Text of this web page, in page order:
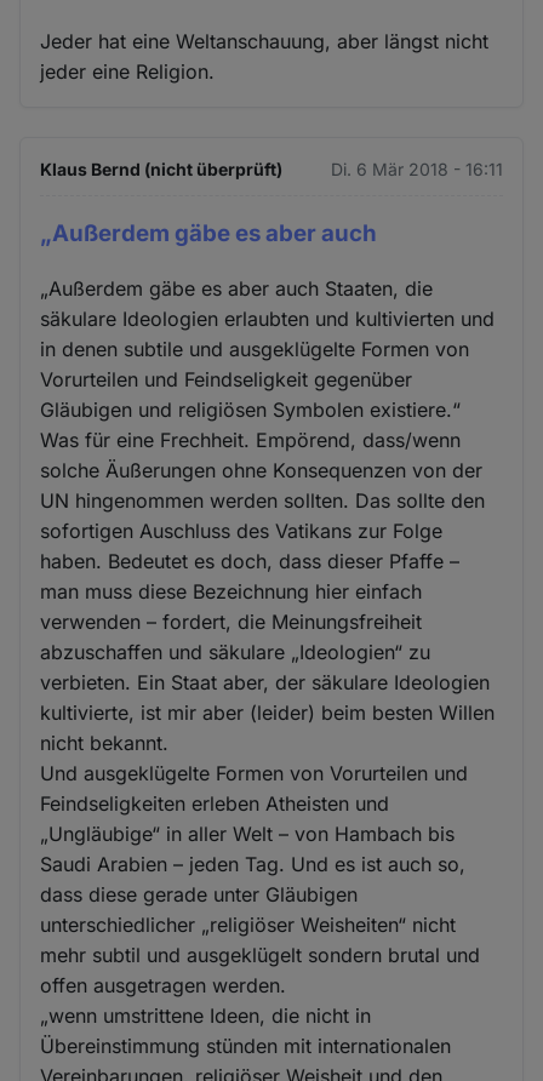
Jeder hat eine Weltanschauung, aber längst nicht
jeder eine Religion.
Klaus Bernd (nicht überprüft) Di. 6 Mär 2018 - 16:11
„Außerdem gäbe es aber auch
„Außerdem gäbe es aber auch Staaten, die
säkulare Ideologien erlaubten und kultivierten und
in denen subtile und ausgeklügelte Formen von
Vorurteilen und Feindseligkeit gegenüber
Gläubigen und religiösen Symbolen existiere.“
Was für eine Frechheit. Empörend, dass/wenn
solche Äußerungen ohne Konsequenzen von der
UN hingenommen werden sollten. Das sollte den
sofortigen Auschluss des Vatikans zur Folge
haben. Bedeutet es doch, dass dieser Pfaffe –
man muss diese Bezeichnung hier einfach
verwenden – fordert, die Meinungsfreiheit
abzuschaffen und säkulare „Ideologien“ zu
verbieten. Ein Staat aber, der säkulare Ideologien
kultivierte, ist mir aber (leider) beim besten Willen
nicht bekannt.
Und ausgeklügelte Formen von Vorurteilen und
Feindseligkeiten erleben Atheisten und
„Ungläubige“ in aller Welt – von Hambach bis
Saudi Arabien – jeden Tag. Und es ist auch so,
dass diese gerade unter Gläubigen
unterschiedlicher „religiöser Weisheiten“ nicht
mehr subtil und ausgeklügelt sondern brutal und
offen ausgetragen werden.
„wenn umstrittene Ideen, die nicht in
Übereinstimmung stünden mit internationalen
Vereinbarungen, religiöser Weisheit und den